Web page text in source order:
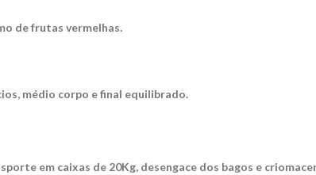
de frutas vermelhas.
médio corpo e final equilibrado.
em caixas de 20Kg, desengace dos bagos e